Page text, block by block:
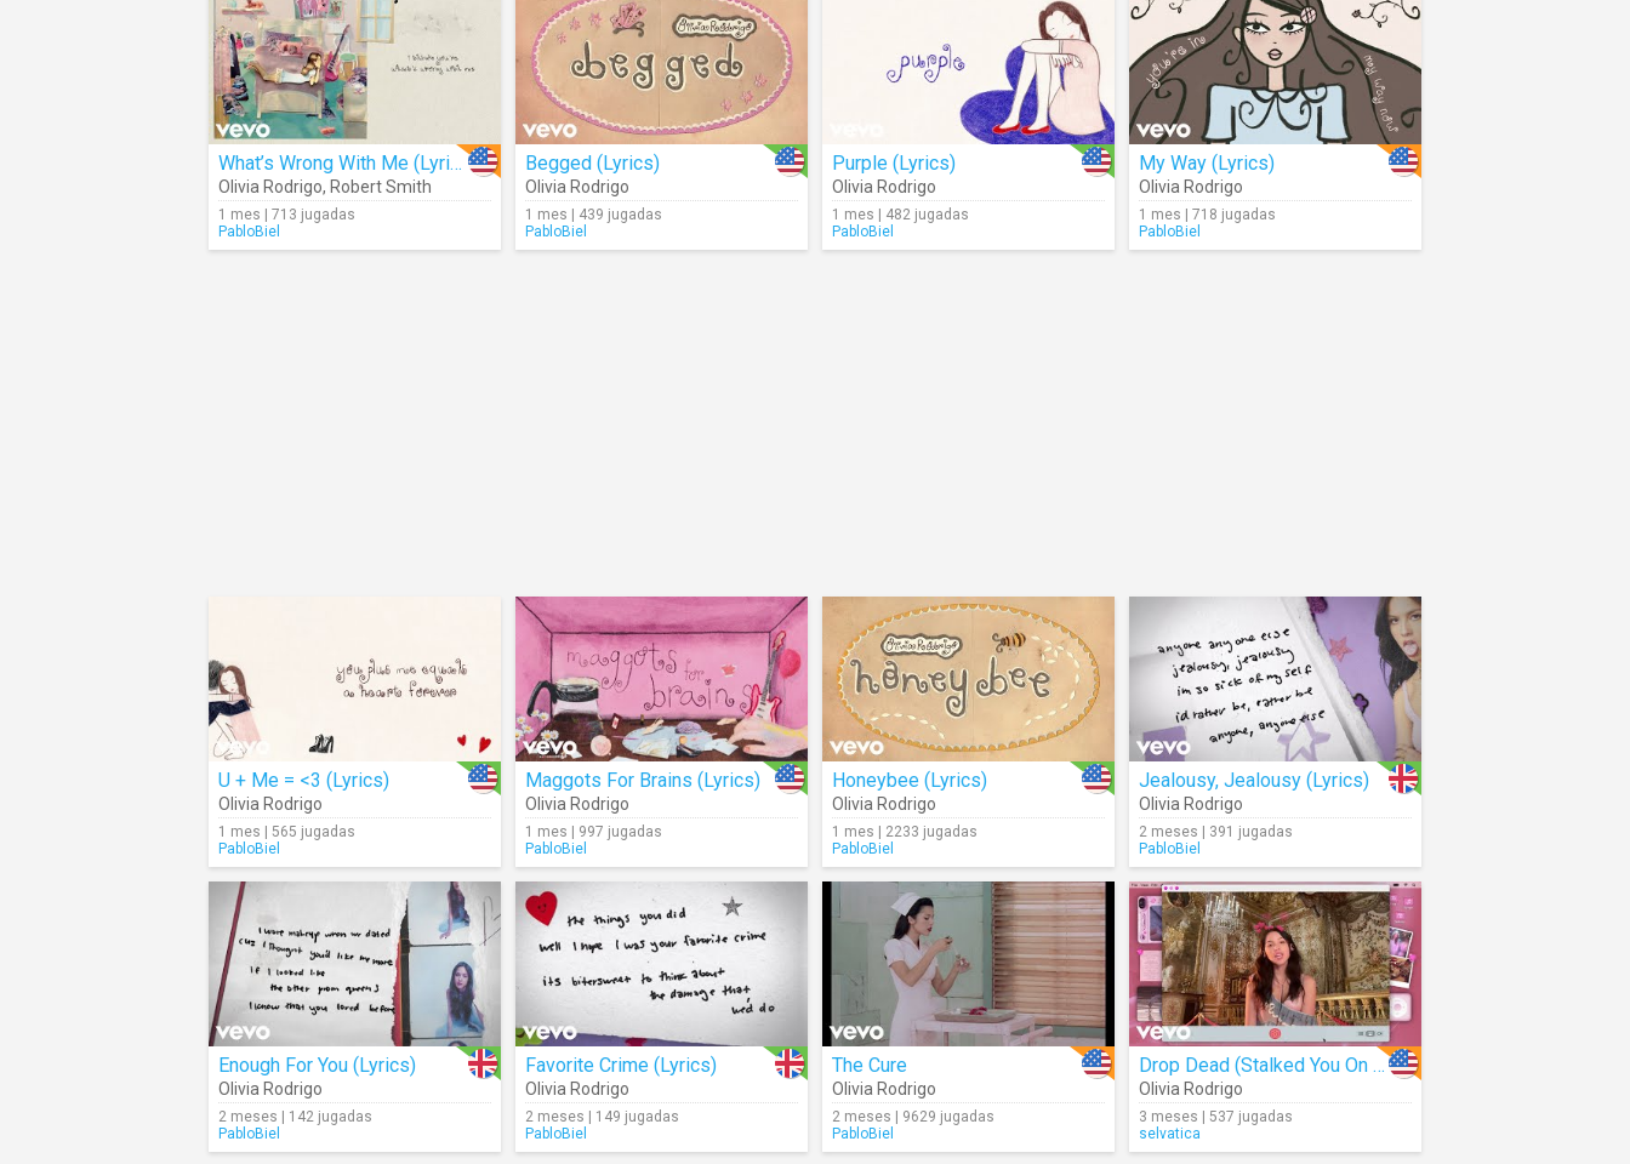
What’s Wrong With Me (Lyrics)
Olivia Rodrigo, Robert Smith
1 mes | 713 jugadas
PabloBiel
Begged (Lyrics)
Olivia Rodrigo
1 mes | 439 jugadas
PabloBiel
Purple (Lyrics)
Olivia Rodrigo
1 mes | 482 jugadas
PabloBiel
My Way (Lyrics)
Olivia Rodrigo
1 mes | 718 jugadas
PabloBiel
U + Me = <3 (Lyrics)
Olivia Rodrigo
1 mes | 565 jugadas
PabloBiel
Maggots For Brains (Lyrics)
Olivia Rodrigo
1 mes | 997 jugadas
PabloBiel
Honeybee (Lyrics)
Olivia Rodrigo
1 mes | 2233 jugadas
PabloBiel
Jealousy, Jealousy (Lyrics)
Olivia Rodrigo
2 meses | 391 jugadas
PabloBiel
Enough For You (Lyrics)
Olivia Rodrigo
2 meses | 142 jugadas
PabloBiel
Favorite Crime (Lyrics)
Olivia Rodrigo
2 meses | 149 jugadas
PabloBiel
The Cure
Olivia Rodrigo
2 meses | 9629 jugadas
PabloBiel
Drop Dead (Stalked You On The Internet)
Olivia Rodrigo
3 meses | 537 jugadas
selvatica